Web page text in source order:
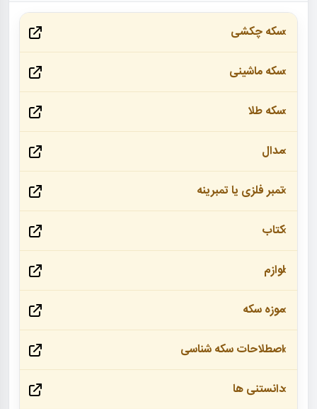
سکه چکشی
سکه ماشینی
سکه طلا
مدال
تمبر فلزی یا تمبرینه
کتاب
لوازم
موزه سکه
اصطلاحات سکه شناسی
دانستنی ها